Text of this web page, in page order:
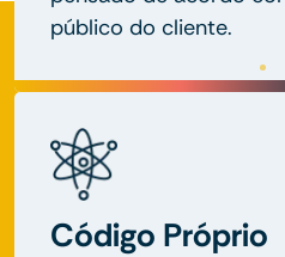
público do cliente.
Código Próprio